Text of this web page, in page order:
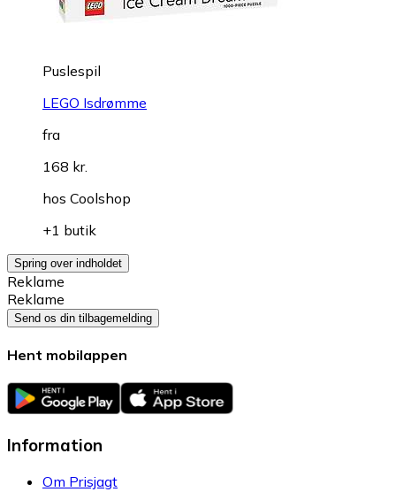
Puslespil
LEGO Isdrømme
fra
168 kr.
hos Coolshop
+1 butik
Spring over indholdet
Reklame
Reklame
Send os din tilbagemelding
Hent mobilappen
Information
Om Prisjagt